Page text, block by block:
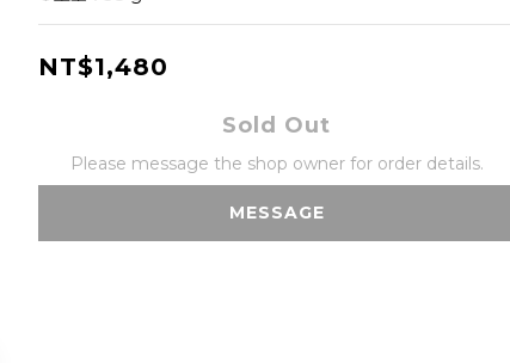
NT$1,480
Sold Out
Please message the shop owner for order details.
MESSAGE